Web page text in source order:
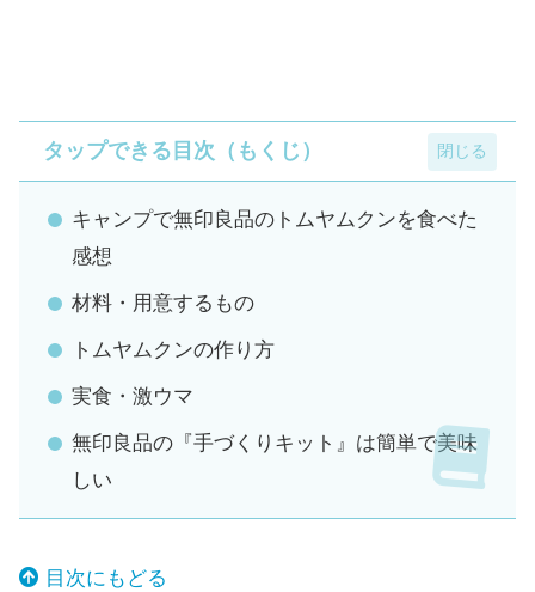
タップできる目次（もくじ）
キャンプで無印良品のトムヤムクンを食べた
感想
材料・用意するもの
トムヤムクンの作り方
実食・激ウマ
無印良品の『手づくりキット』は簡単で美味
しい
目次にもどる